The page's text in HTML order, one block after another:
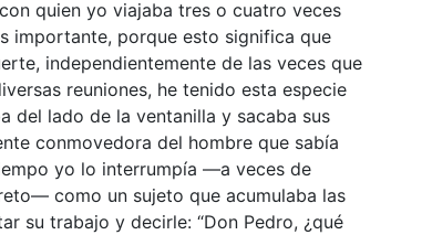
quien yo viajaba tres o cuatro veces
importante, porque esto significa que
independientemente de las veces que
reuniones, he tenido esta especie
del lado de la ventanilla y sacaba sus
conmovedora del hombre que sabía
yo lo interrumpía —a veces de
como un sujeto que acumulaba las
su trabajo y decirle: “Don Pedro, ¿qué